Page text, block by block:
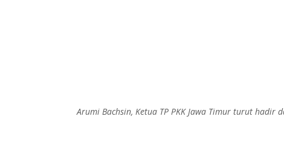
Arumi Bachsin, Ketua TP PKK Jawa Timur turut